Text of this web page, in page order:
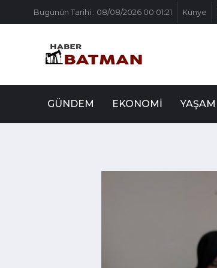
Bugünün Tarihi : 08/08/2026 00:01:21 Künye
GÜNDEM EKONOMI YAŞAM